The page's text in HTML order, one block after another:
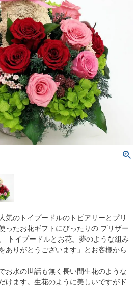
気のトイプードルのトピアリーとプリ
ったお花ギフトにぴったりの プリザー
トイプードルとお花。夢のような組み
ありがとうございます」とお客様から
お水の世話も無く長い間生花のような
けます。生花のように美しいですがド